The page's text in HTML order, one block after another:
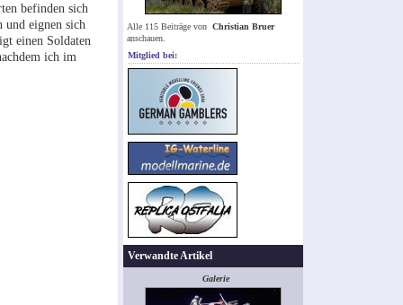
befinden sich
und eignen sich
einen Soldaten
ich im
Alle 115 Beiträge von Christian Bruer
anschauen.
Mitglied bei:
Verwandte Artikel
Galerie